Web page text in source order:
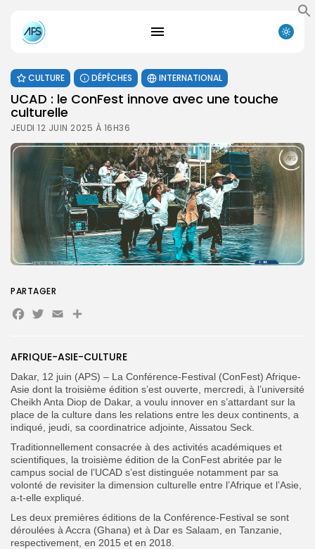
Search
for:
Search
Button
FR
CULTURE DÉPÊCHES INTERNATIONAL
UCAD : le ConFest innove avec une touche
culturelle
JEUDI 12 JUIN 2025 À 16H36
AFRIQUE-ASIE-CULTURE
Dakar, 12 juin (APS) – La Conférence-Festival (ConFest) Afrique-
Asie dont la troisième édition s’est ouverte, mercredi, à l’université
Cheikh Anta Diop de Dakar, a voulu innover en s’attardant sur la
place de la culture dans les relations entre les deux continents, a
indiqué, jeudi, sa coordinatrice adjointe, Aissatou Seck.
Traditionnellement consacrée à des activités académiques et
scientifiques, la troisième édition de la ConFest abritée par le
campus social de l’UCAD s’est distinguée notamment par sa
volonté de revisiter la dimension culturelle entre l’Afrique et l’Asie,
a-t-elle expliqué.
Les deux premières éditions de la Conférence-Festival se sont
déroulées à Accra (Ghana) et à Dar es Salaam, en Tanzanie,
respectivement, en 2015 et en 2018.
PARTAGER
Facebook
Twitter
EmailPartager